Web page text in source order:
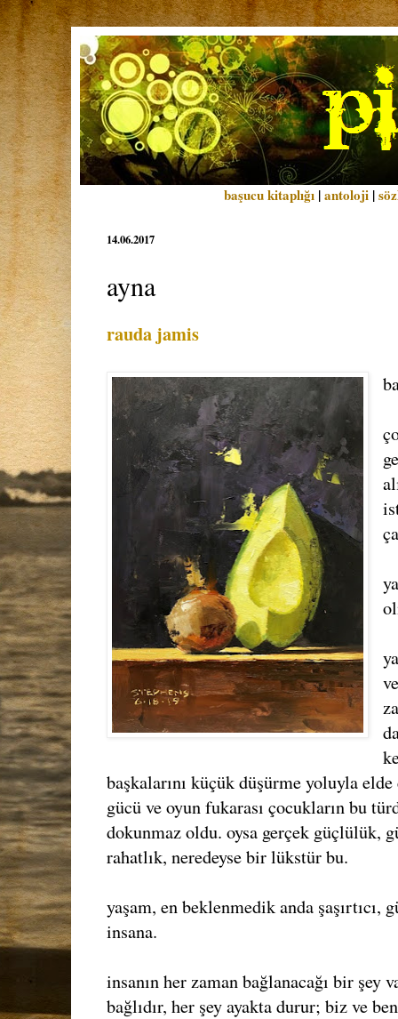
başucu kitaplığı |antoloji |
14.06.2017
ayna
rauda jamis
başkalarını küçük düşürme yoluyla
gücü ve oyun fukarası çocukların bu
dokunmaz oldu. oysa gerçek güçlülük,
rahatlık, neredeyse bir lükstür bu.
yaşam, en beklenmedik anda şaşırtıcı,
insana.
insanın her zaman bağlanacağı bir şey
bağlıdır, her şey ayakta durur; biz ve